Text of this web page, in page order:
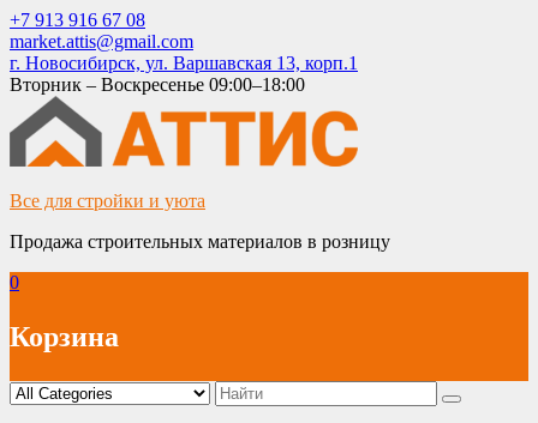
Skip
to
content
+7 913 916 67 08
market.attis@gmail.com
г. Новосибирск, ул. Варшавская 13, корп.1
Вторник – Воскресенье 09:00–18:00
Все для стройки и уюта
Продажа строительных материалов в розницу
0
Корзина